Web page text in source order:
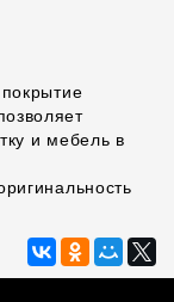
и мебель в